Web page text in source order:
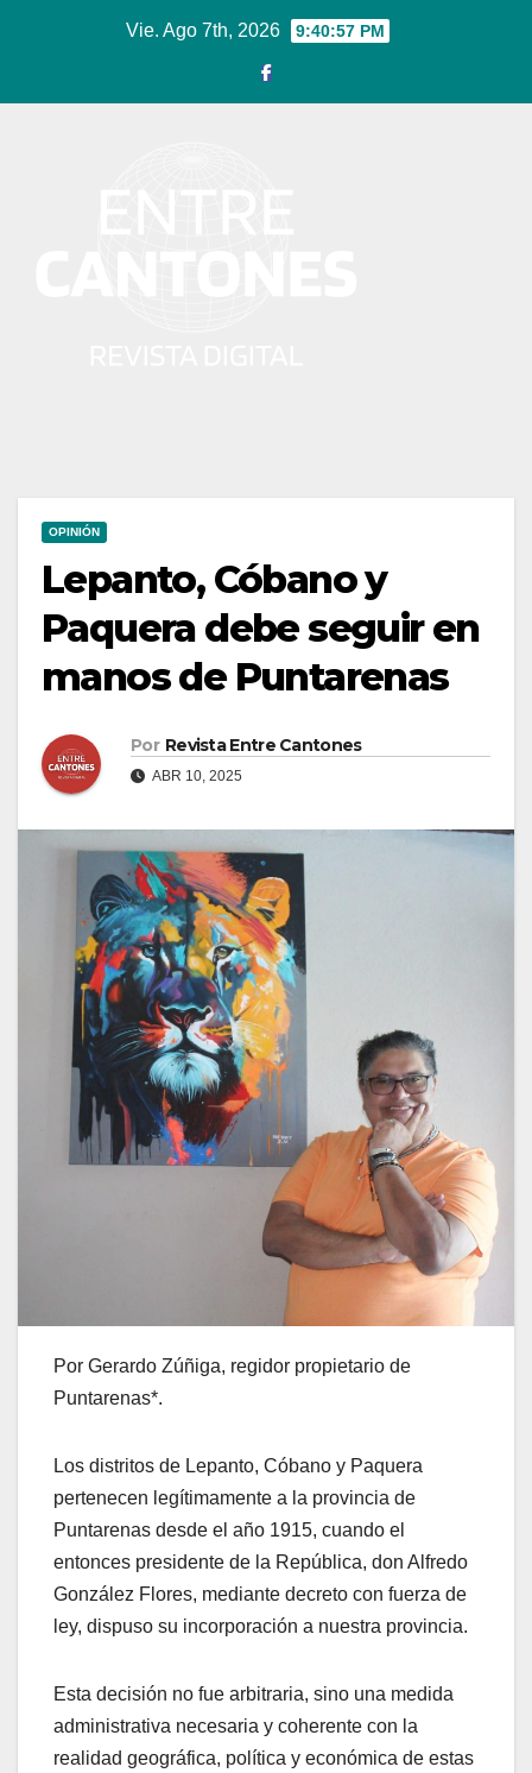
Vie. Ago 7th, 2026 9:40:57 PM
OPINIÓN
Lepanto, Cóbano y
Paquera debe seguir en
manos de Puntarenas
Por Revista Entre Cantones
ABR 10, 2025
Por Gerardo Zúñiga, regidor propietario de
Puntarenas*.
Los distritos de Lepanto, Cóbano y Paquera
pertenecen legítimamente a la provincia de
Puntarenas desde el año 1915, cuando el
entonces presidente de la República, don Alfredo
González Flores, mediante decreto con fuerza de
ley, dispuso su incorporación a nuestra provincia.
Esta decisión no fue arbitraria, sino una medida
administrativa necesaria y coherente con la
realidad geográfica, política y económica de estas